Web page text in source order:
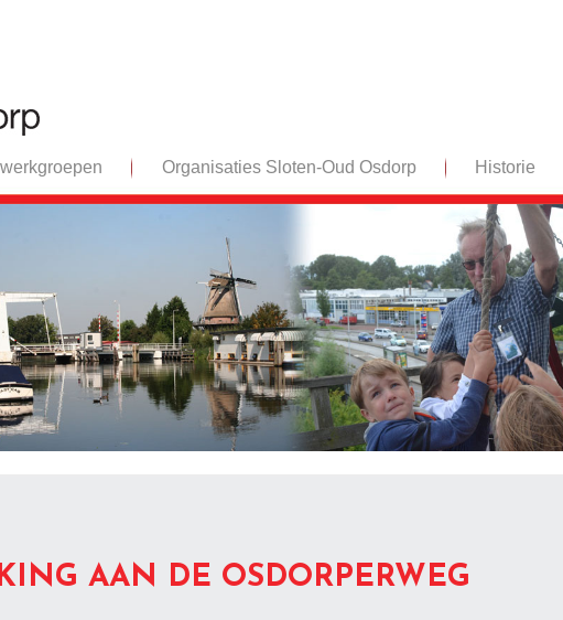
Organisaties Sloten-Oud Osdorp Historie
AAN DE OSDORPERWEG